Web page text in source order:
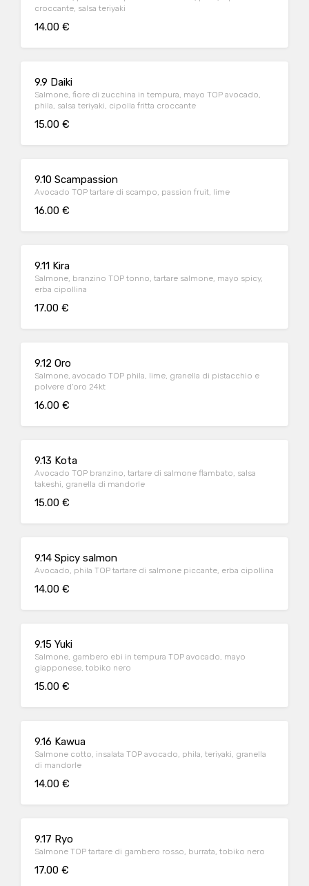
croccante, salsa teriyaki
14.00 €
9.9 Daiki
Salmone, fiore di zucchina in tempura, mayo TOP avocado,
phila, salsa teriyaki, cipolla fritta croccante
15.00 €
9.10 Scampassion
Avocado TOP tartare di scampo, passion fruit, lime
16.00 €
9.11 Kira
Salmone, branzino TOP tonno, tartare salmone, mayo spicy,
erba cipollina
17.00 €
9.12 Oro
Salmone, avocado TOP phila, lime, granella di pistacchio e
polvere d'oro 24kt
16.00 €
9.13 Kota
Avocado TOP branzino, tartare di salmone flambato, salsa
takeshi, granella di mandorle
15.00 €
9.14 Spicy salmon
Avocado, phila TOP tartare di salmone piccante, erba cipollina
14.00 €
9.15 Yuki
Salmone, gambero ebi in tempura TOP avocado, mayo
giapponese, tobiko nero
15.00 €
9.16 Kawua
Salmone cotto, insalata TOP avocado, phila, teriyaki, granella
di mandorle
14.00 €
9.17 Ryo
Salmone TOP tartare di gambero rosso, burrata, tobiko nero
17.00 €